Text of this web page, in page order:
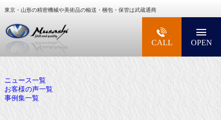
東京・山形の精密機械や美術品の輸送・梱包・保管は武蔵通商
大型精密機械・美術品・高級楽器の梱包・輸送
CALL OPEN
ニュース一覧
お客様の声一覧
事例集一覧